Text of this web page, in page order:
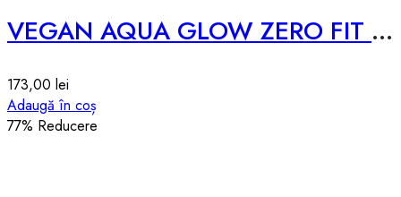
VEGAN AQUA GLOW ZERO FIT CUSHION SPF50 – # 3 BEIGE – 12g
173,00 lei
Adaugă în coș
77% Reducere